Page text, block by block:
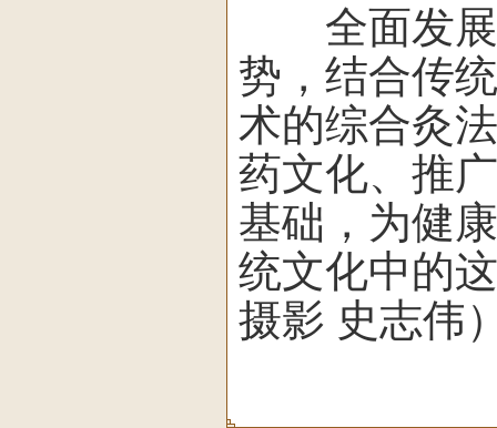
全面发展
势，结合传
术的综合灸
药文化、推
基础，为健
统文化中的
摄影 史志伟